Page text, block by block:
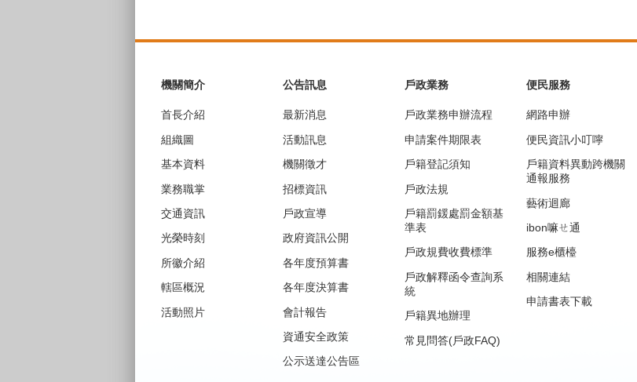
機關簡介
首長介紹
組織圖
基本資料
業務職掌
交通資訊
光榮時刻
所徽介紹
轄區概況
活動照片
公告訊息
最新消息
活動訊息
機關徵才
招標資訊
戶政宣導
政府資訊公開
各年度預算書
各年度決算書
會計報告
資通安全政策
公示送達公告區
戶政業務
戶政業務申辦流程
申請案件期限表
戶籍登記須知
戶政法規
戶籍罰鍰處罰金額基
準表
戶政規費收費標準
戶政解釋函令查詢系
統
戶籍異地辦理
常見問答(戶政FAQ)
便民服務
網路申辦
便民資訊小叮嚀
戶籍資料異動跨機關
通報服務
藝術迴廊
ibon嘛ㄝ通
服務e櫃檯
相關連結
申請書表下載